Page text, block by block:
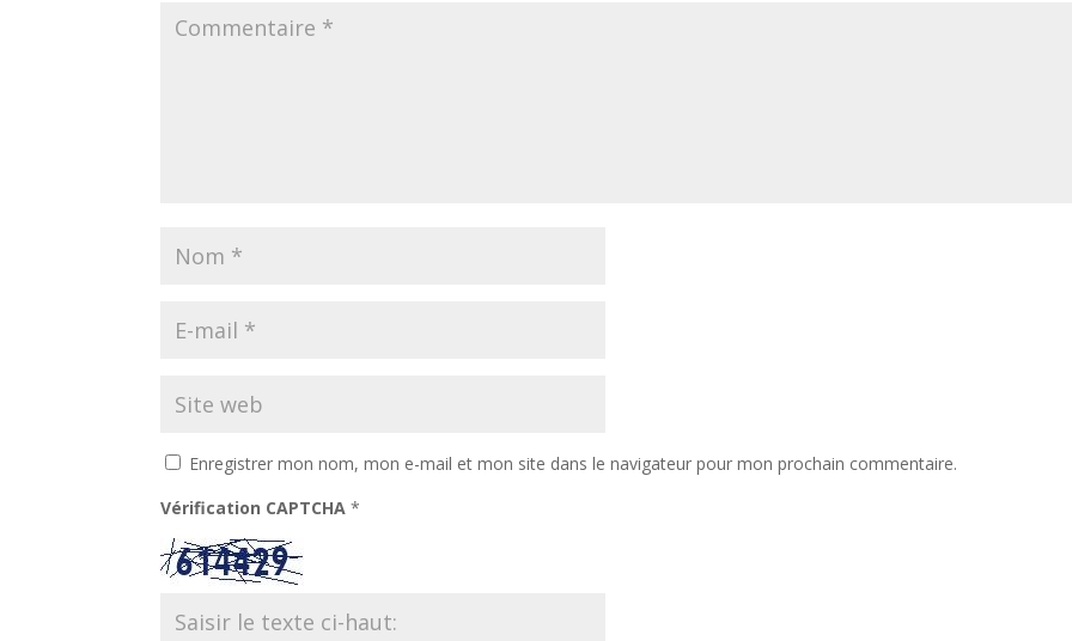
Enregistrer mon nom, mon e-mail et mon site dans le navigateur pour mon prochain commentaire.
Vérification CAPTCHA*